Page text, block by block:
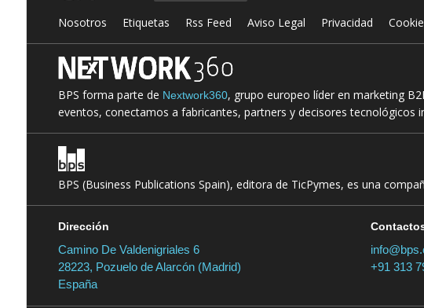
Nosotros Etiquetas Rss Feed Aviso Legal Privacidad Cookie
BPS forma parte de Nextwork360, grupo europeo líder en marketing
eventos, conectamos a fabricantes, partners y decisores
BPS (Business Publications Spain), editora de TicPymes, es una
Dirección
Camino De Valdenigriales 6
28223, Pozuelo de Alarcón (Madrid)
España
+91 313